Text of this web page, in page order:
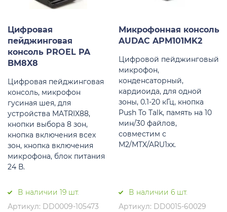
Цифровая
пейджинговая
консоль PROEL PA
BM8X8
Цифровая пейджинговая
консоль, микрофон
гусиная шея, для
устройства MATRIX88,
кнопки выбора 8 зон,
кнопка включения всех
зон, кнопка включения
микрофона, блок питания
24 В.
В наличии 19 шт.
Артикул: DD0009-105473
Микрофонная консоль
AUDAC APM101MK2
Цифровой пейджинговый
микрофон,
конденсаторный,
кардиоида, для одной
зоны, 0.1-20 кГц, кнопка
Push To Talk, память на 10
мин/30 файлов,
совместим с
M2/MTX/ARU1xx.
В наличии 6 шт.
Артикул: DD0015-60029